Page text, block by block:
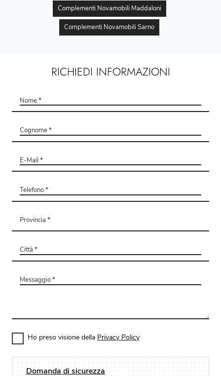
Complementi Novamobili Maddaloni
Complementi Novamobili Sarno
RICHIEDI INFORMAZIONI
Ho preso visione della Privacy Policy
Domanda di sicurezza